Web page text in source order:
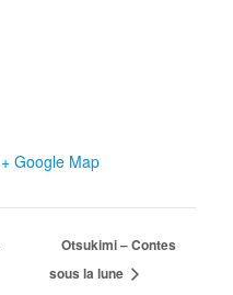
+ Google Map
Otsukimi – Contes
sous la lune